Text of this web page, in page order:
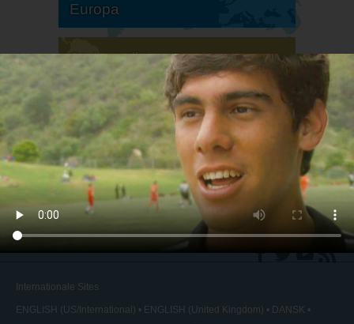
Europa
Südamerika
Nordamerika
Internationale Sites
ENGLISH (US/International) ENGLISH (United Kingdom) DANSK